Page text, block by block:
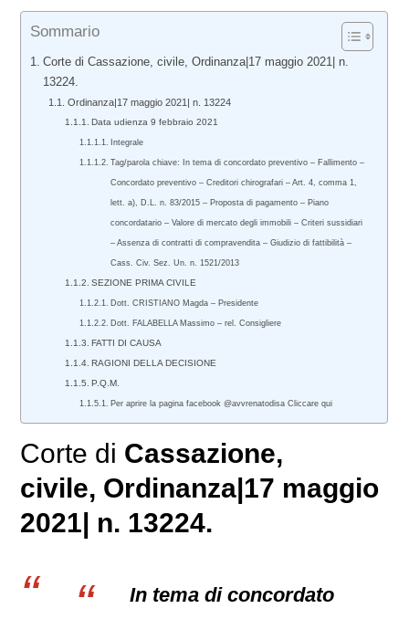
Sommario
Corte di Cassazione, civile, Ordinanza|17 maggio 2021| n.
13224.
Ordinanza|17 maggio 2021| n. 13224
Data udienza 9 febbraio 2021
Integrale
Tag/parola chiave: In tema di concordato preventivo – Fallimento –
Concordato preventivo – Creditori chirografari – Art. 4, comma 1,
lett. a), D.L. n. 83/2015 – Proposta di pagamento – Piano
concordatario – Valore di mercato degli immobili – Criteri sussidiari
– Assenza di contratti di compravendita – Giudizio di fattibilità –
Cass. Civ. Sez. Un. n. 1521/2013
SEZIONE PRIMA CIVILE
Dott. CRISTIANO Magda – Presidente
Dott. FALABELLA Massimo – rel. Consigliere
FATTI DI CAUSA
RAGIONI DELLA DECISIONE
P.Q.M.
Per aprire la pagina facebook @avvrenatodisa Cliccare qui
Corte di Cassazione,
civile, Ordinanza|17 maggio
2021| n. 13224.
In tema di concordato